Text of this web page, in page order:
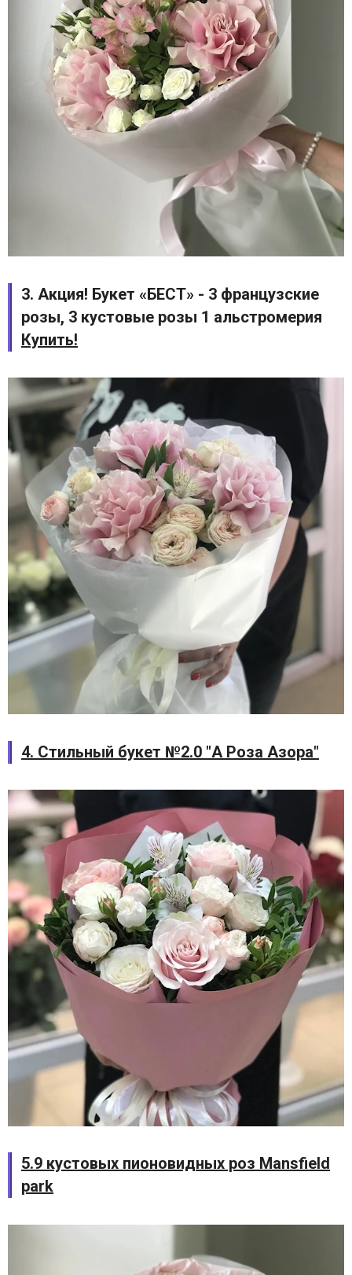
3. Акция! Букет «БЕСТ» - 3 французские
розы, 3 кустовые розы 1 альстромерия
Купить!
4. Стильный букет №2.0 "А Роза Азора"
5.9 кустовых пионовидных роз Mansfield
park